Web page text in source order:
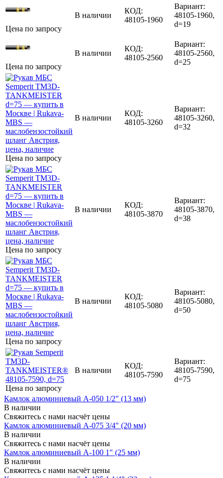
Цена по запросу
В наличии
КОД:
48105-1960
Вариант:
48105-1960,
d=19
Цена по запросу
В наличии
КОД:
48105-2560
Вариант:
48105-2560,
d=25
Цена по запросу
В наличии
КОД:
48105-3260
Вариант:
48105-3260,
d=32
Цена по запросу
В наличии
КОД:
48105-3870
Вариант:
48105-3870,
d=38
Цена по запросу
В наличии
КОД:
48105-5080
Вариант:
48105-5080,
d=50
Цена по запросу
В наличии
КОД:
48105-7590
Вариант:
48105-7590,
d=75
Камлок алюминиевый A-050 1/2" (13 мм)
В наличии
Свяжитесь с нами насчёт цены
Камлок алюминиевый A-075 3/4" (20 мм)
В наличии
Свяжитесь с нами насчёт цены
Камлок алюминиевый A-100 1" (25 мм)
В наличии
Свяжитесь с нами насчёт цены